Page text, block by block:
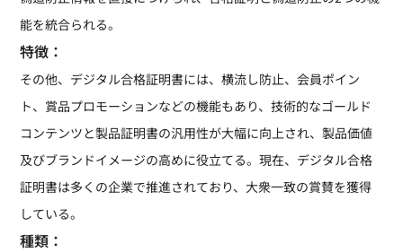
能を統合られる。
特徴：
その他、デジタル合格証明書には、横流し防止、会員ポイン
ト、賞品プロモーションなどの機能もあり、技術的なゴールド
コンテンツと製品証明書の汎用性が大幅に向上され、製品価値
及びブランドイメージの高めに役立てる。現在、デジタル合格
証明書は多くの企業で推進されており、大衆一致の賞賛を獲得
している。
種類：